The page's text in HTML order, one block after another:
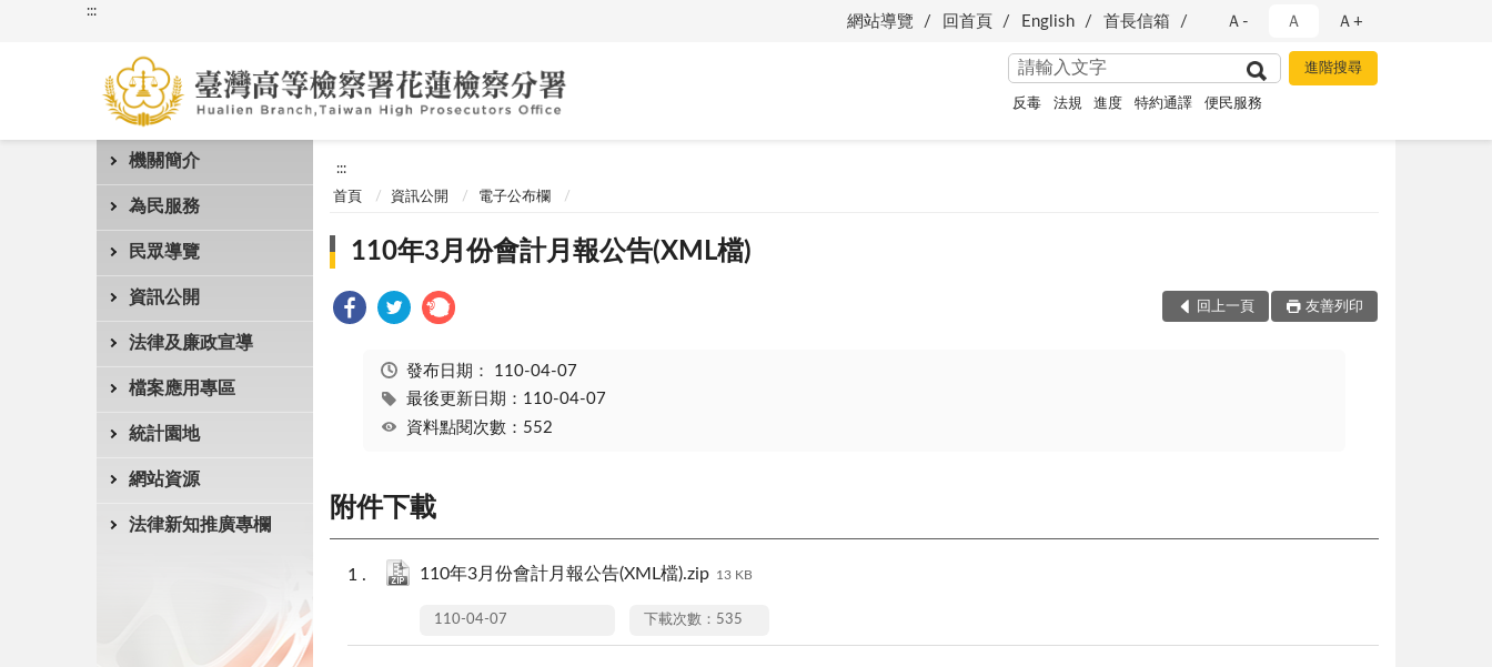
:::
網站導覽 回首頁 English 首長信箱 Ａ- Ａ Ａ+
反毒 法規 進度 特約通譯 便民服務
機關簡介
為民服務
民眾導覽
資訊公開
法律及廉政宣導
檔案應用專區
統計園地
網站資源
法律新知推廣專欄
:::
首頁 資訊公開 電子公布欄
110年3月份會計月報公告(XML檔)
回上一頁 友善列印
發布日期： 110-04-07
最後更新日期：110-04-07
資料點閱次數：552
附件下載
110年3月份會計月報公告(XML檔).zip 13 KB
110-04-07 下載次數：535